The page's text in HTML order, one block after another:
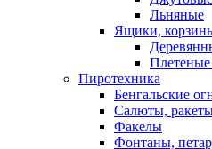
Льняные
Ящики,
Пиротехника
Бенгальские
Салюты,
Факелы
Фонтаны,